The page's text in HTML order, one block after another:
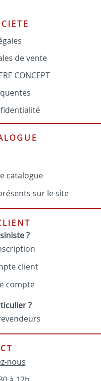
de vente
CONCEPT
catalogue
sur le site
?
client
compte
?
nous